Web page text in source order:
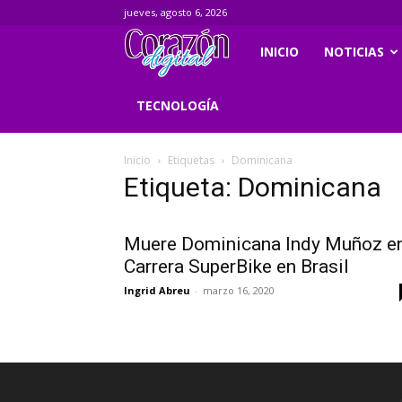
jueves, agosto 6, 2026
Corazondigital.net
INICIO NOTICIAS
TECNOLOGÍA
Inicio Etiquetas Dominicana
Etiqueta: Dominicana
Muere Dominicana Indy Muñoz
Carrera SuperBike en Brasil
Ingrid Abreu - marzo 16, 2020